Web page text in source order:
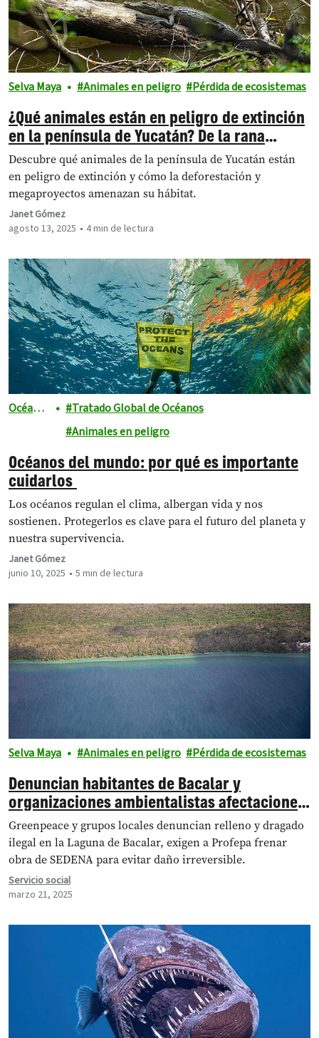
Selva Maya Animales en peligro Pérdida de ecosistemas
¿Qué animales están en peligro de extinción
en la península de Yucatán? De la rana
yucateca al cocodrilo de pantano
Descubre qué animales de la península de Yucatán están
en peligro de extinción y cómo la deforestación y
megaproyectos amenazan su hábitat.
Janet Gómez
agosto 13, 2025
4 min de lectura
Océano
Tratado Global de Océanos
Animales en peligro
Océanos del mundo: por qué es importante
cuidarlos
Los océanos regulan el clima, albergan vida y nos
sostienen. Protegerlos es clave para el futuro del planeta y
nuestra supervivencia.
Janet Gómez
junio 10, 2025
5 min de lectura
Selva Maya Animales en peligro Pérdida de ecosistemas
Denuncian habitantes de Bacalar y
organizaciones ambientalistas afectaciones
a la laguna de Bacalar por la Sedena
Greenpeace y grupos locales denuncian relleno y dragado
ilegal en la Laguna de Bacalar, exigen a Profepa frenar
obra de SEDENA para evitar daño irreversible.
Servicio social
marzo 21, 2025